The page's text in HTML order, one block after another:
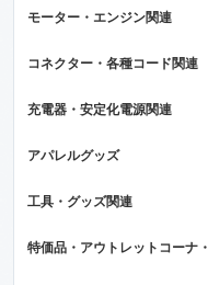
モーター・エンジン関連
コネクター・各種コード関連
充電器・安定化電源関連
アパレルグッズ
工具・グッズ関連
特価品・アウトレットコーナ・